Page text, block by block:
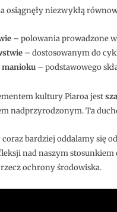
osiągnęły niezwykłą
– polowania prowadzone
– dostosowanym do
manioku– podstawowego
kultury Piaroa jest
nadprzyrodzonym. Ta
coraz bardziej oddalamy się
nad naszym
ochrony środowiska.